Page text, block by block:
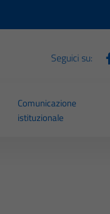
Seguici su:
Comunicazione
istituzionale